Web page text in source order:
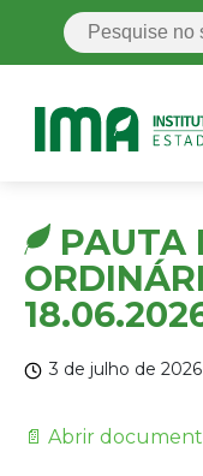
PAUTA
3 de julho de 2026
📄 Abrir